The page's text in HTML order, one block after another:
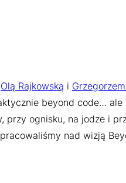
Olą Rajkowską i
beyond code…
przy ognisku, na jodze i
nad wizją